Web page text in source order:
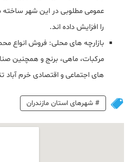
عمومی مطلوبی در این شهر ساخته
را افزایش داده اند.
بازارچه‌ های محلی: فروش انواع
مرکبات، ماهی، برنج و همچنین
های اجتماعی و اقتصادی خرم‌
# شهرهای استان مازندران